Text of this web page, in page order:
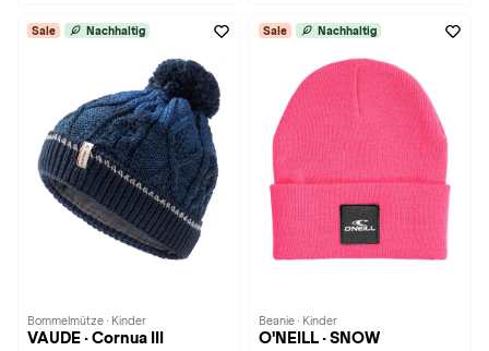
Sale Nachhaltig
Bommelmütze · Kinder
VAUDE · Cornua III
Sale Nachhaltig
Beanie · Kinder
O'NEILL · SNOW